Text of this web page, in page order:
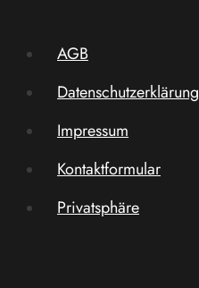
AGB
Datenschutzerklärung
Impressum
Kontaktformular
Privatsphäre